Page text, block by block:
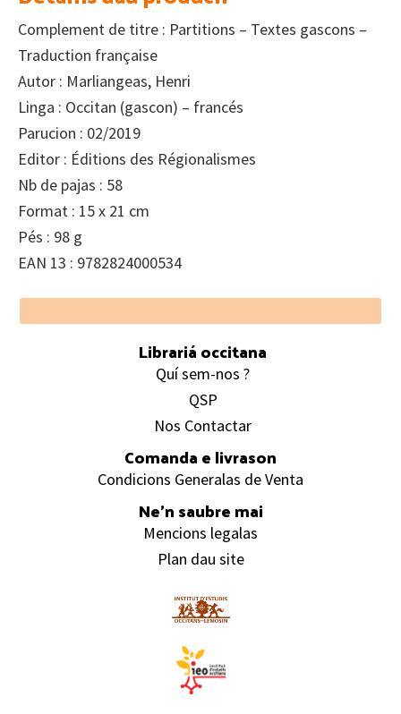
Complement de titre : Partitions – Textes gascons –
Traduction française
Autor : Marliangeas, Henri
Linga : Occitan (gascon) – francés
Parucion : 02/2019
Editor : Éditions des Régionalismes
Nb de pajas : 58
Format : 15 x 21 cm
Pés : 98 g
EAN 13 : 9782824000534
Footer
Librariá occitana
Quí sem-nos ?
QSP
Nos Contactar
Comanda e livrason
Condicions Generalas de Venta
Ne’n saubre mai
Mencions legalas
Plan dau site